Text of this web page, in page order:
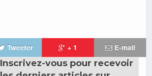
Tweeter + 1 E-mail
Inscrivez-vous pour recevoir